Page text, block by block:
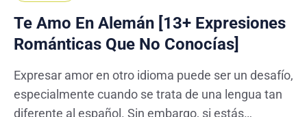
Te Amo En Alemán [13+ Expresiones
Románticas Que No Conocías]
Expresar amor en otro idioma puede ser un desafío,
especialmente cuando se trata de una lengua tan
diferente al español. Sin embargo, si estás